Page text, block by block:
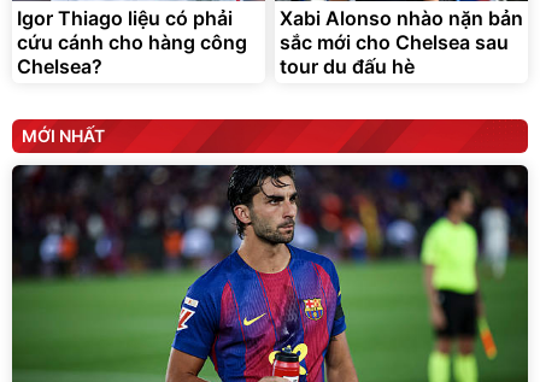
Bán chạy
Igor Thiago liệu có phải
cứu cánh cho hàng công
Chelsea?
Xabi Alonso nhào nặn bản
sắc mới cho Chelsea sau
tour du đấu hè
MỚI NHẤT